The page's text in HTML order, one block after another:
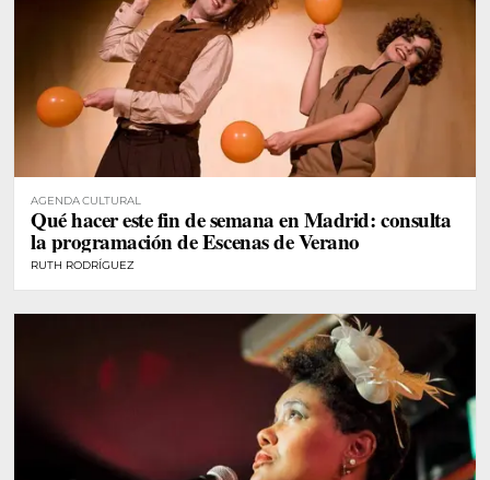
AGENDA CULTURAL
Qué hacer este fin de semana en Madrid: consulta
la programación de Escenas de Verano
RUTH RODRÍGUEZ